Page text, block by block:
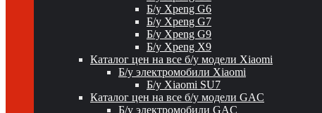
Б/у Xpeng G6
Б/у Xpeng G7
Б/у Xpeng G9
Б/у Xpeng X9
Каталог цен на все б/у модели Xiaomi
Б/у электромобили Xiaomi
Б/у Xiaomi SU7
Каталог цен на все б/у модели GAC
Б/у электромобили GAC